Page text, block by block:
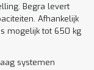
Begra levert
Afhankelijk
mogelijk tot 650 kg
systemen